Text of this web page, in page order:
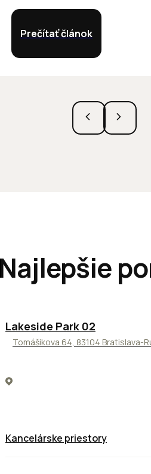
Prečítať článok
Najlepšie
ODPORÚČAME
Lakeside Park 02
Tomášikova 64, 83104 Bratislava-
Kancelárske priestory